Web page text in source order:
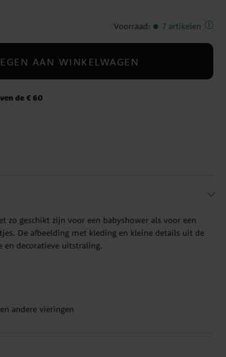
Voorraad: 7 artikelen
AAN WINKELWAGEN
de € 60
zo geschikt zijn voor een babyshower als voor een
De afbeelding met kleding en kleine details uit de
en decoratieve uitstraling.
andere vieringen